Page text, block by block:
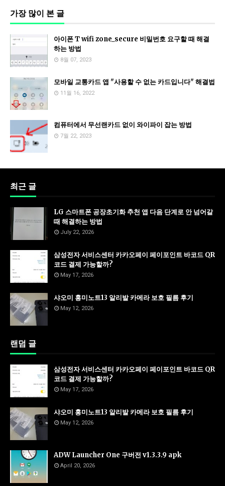
가장 많이 본 글
아이폰 T wifi zone_secure 비밀번호 요구할 때 해결
하는 방법
8월 07, 2023
모바일 교통카드 앱 "사용할 수 없는 카드입니다" 해결법
11월 16, 2022
컴퓨터에서 무선랜카드 없이 와이파이 잡는 방법
7월 22, 2023
최근 글
LG 스마트폰 공장초기화 추천 앱 다음 단계로 안 넘어갈
때 해결하는 방법
July 22, 2026
삼성전자 서비스센터 카카오페이 페이포인트 바코드 QR
코드 결제 가능할까?
May 17, 2026
샤오미 홍미노트13 알리발 카메라 보호 필름 후기
May 12, 2026
랜덤 글
삼성전자 서비스센터 카카오페이 페이포인트 바코드 QR
코드 결제 가능할까?
May 17, 2026
샤오미 홍미노트13 알리발 카메라 보호 필름 후기
May 12, 2026
ADW Launcher One 구버전 v1.3.3.9 apk
April 20, 2026